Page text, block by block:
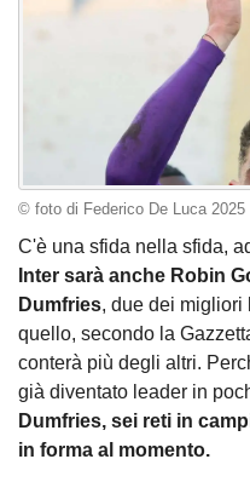
© foto di Federico De Luca 2025
C'è una sfida nella sfida,
Inter sarà anche Robin
Dumfries, due dei migliori
quello, secondo la
conterà più degli altri.
già diventato leader in
Dumfries, sei reti in
in forma al momento.